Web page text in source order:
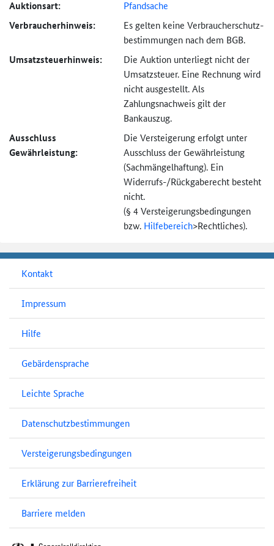
Auktionsart: Pfandsache
Verbraucher­hinweis:
Es gelten keine Verbraucher­schutz­
bestimmungen nach dem BGB.
Umsatzsteuer­hinweis:
Die Auktion unterliegt nicht der
Umsatzsteuer. Eine Rechnung wird
nicht ausgestellt. Als
Zahlungsnachweis gilt der
Bankauszug.
Ausschluss
Gewährleistung:
Die Versteigerung erfolgt unter
Ausschluss der Gewährleistung
(Sachmängel­haftung). Ein
Widerrufs-/Rückgaberecht besteht
nicht.
(§ 4 Versteigerungs­bedingungen
bzw. Hilfebereich>Rechtliches).
Kontakt
Impressum
Hilfe
Gebärdensprache
Leichte Sprache
Datenschutzbestimmungen
Versteigerungsbedingungen
Erklärung zur Barrierefreiheit
Barriere melden